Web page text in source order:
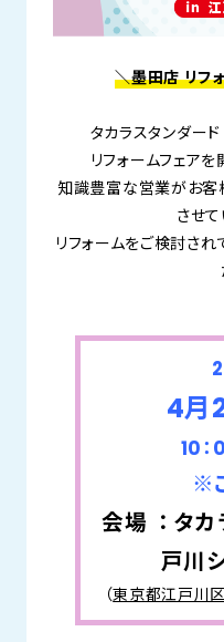
＼墨田店 リフ
タカラスタンダー
リフォームフェア
知識豊富な営業がお客
させて
リフォームをご検討さ
4月
10
※
会場 ： タ
戸川
（東京都江戸川